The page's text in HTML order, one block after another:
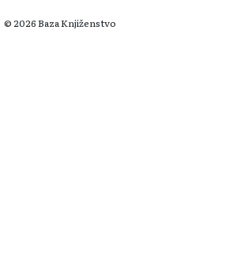
© 2026 Baza Knjiženstvo